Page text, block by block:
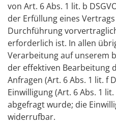
von Art. 6 Abs. 1 lit. b
der Erfüllung eines
Durchführung
erforderlich ist. In allen
Verarbeitung auf unserem
der effektiven Bearbeitung
Anfragen (Art. 6 Abs. 1 lit. f
Einwilligung (Art. 6 Abs. 1
abgefragt wurde; die
widerrufbar.